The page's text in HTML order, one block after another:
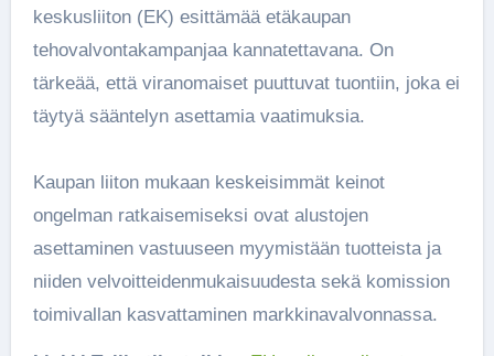
keskusliiton (EK) esittämää etäkaupan
tehovalvontakampanjaa kannatettavana. On
tärkeää, että viranomaiset puuttuvat tuontiin, joka ei
täytyä sääntelyn asettamia vaatimuksia.
Kaupan liiton mukaan keskeisimmät keinot
ongelman ratkaisemiseksi ovat alustojen
asettaminen vastuuseen myymistään tuotteista ja
niiden velvoitteidenmukaisuudesta sekä komission
toimivallan kasvattaminen markkinavalvonnassa.